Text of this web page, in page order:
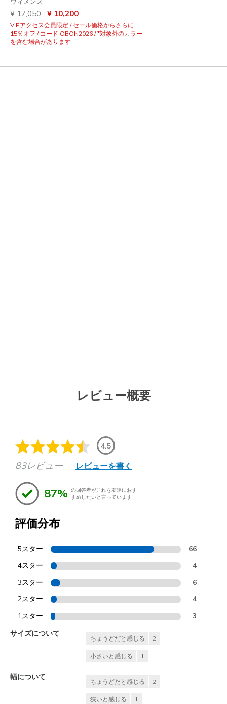
からの値引き
¥ 17,050 から
¥ 10,200
VIPアクセス会員限定 / セール価格からさらに
15％オフ / コード OBON2026 / *対象外のカラー
を含む場合があります
レビュー概要
4.5
83レビュー レビューを書く
87% の回答者がこれを友達におす
すめしたいと言っています
評価分布
5スター 66
4スター 4
3スター 6
2スター 4
1スター 3
サイズについて
ちょうどだと感じる 2
小さいと感じる 1
幅について
ちょうどだと感じる 2
狭いと感じる 1